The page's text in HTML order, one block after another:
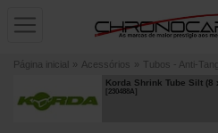
Página inicial » Acessórios » Tubos - Anti-
Korda Shrink Tube Silt (8
[230488A]